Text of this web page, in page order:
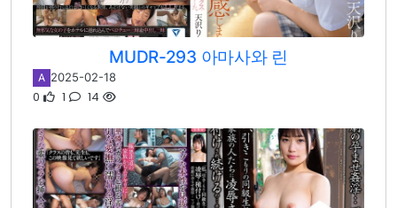
MUDR-293 아마사와 린
A 2025-02-18
0 1 14